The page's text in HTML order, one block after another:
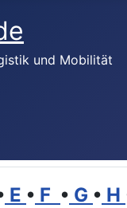
und Mobilität
E • F • G • H